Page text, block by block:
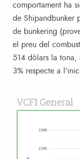
comportament ha
de Shipandbunker
de bunkering
el preu del
514 dòlars la tona,
3% respecte a